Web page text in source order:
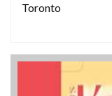
Toronto